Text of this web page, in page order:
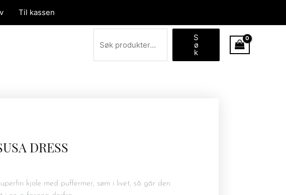
Til kassen
Søk
S
ø
k
DRESS
kjole med puffermer, søm i livet, så går den